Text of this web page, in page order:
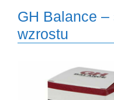
GH Balance
wzrostu